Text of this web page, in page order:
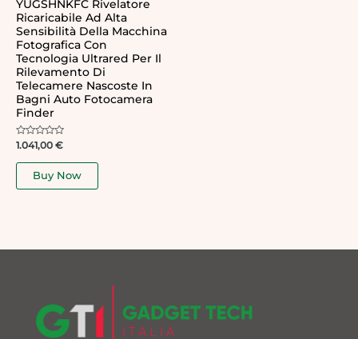
YUGSHNKFC Rivelatore
Ricaricabile Ad Alta
Sensibilità Della Macchina
Fotografica Con
Tecnologia Ultrared Per Il
Rilevamento Di
Telecamere Nascoste In
Bagni Auto Fotocamera
Finder
Rated
out
1.041,00 €
Buy Now